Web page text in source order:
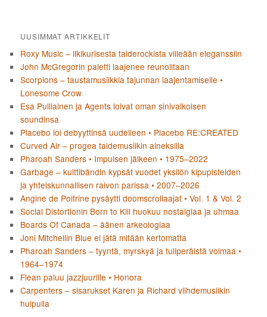
UUSIMMAT ARTIKKELIT
Roxy Music – ilkikurisesta taiderockista viileään eleganssiin
John McGregorin paletti laajenee reunoiltaan
Scorpions – taustamusiikkia tajunnan laajentamiselle •
Lonesome Crow
Esa Pulliainen ja Agents loivat oman sinivalkoisen
soundinsa
Placebo loi debyyttinsä uudelleen • Placebo RE:CREATED
Curved Air – progea taidemusiikin aineksilla
Pharoah Sanders • Impulsen jälkeen • 1975–2022
Garbage – kulttibändin kypsät vuodet yksilön kipupisteiden
ja yhteiskunnallisen raivon parissa • 2007–2026
Angine de Poitrine pysäytti doomscrollaajat • Vol. 1 & Vol. 2
Social Distortionin Born to Kill huokuu nostalgiaa ja uhmaa
Boards Of Canada – äänen arkeologiaa
Joni Mitchellin Blue ei jätä mitään kertomatta
Pharoah Sanders – tyyntä, myrskyä ja tuliperäistä voimaa •
1964–1974
Flean paluu jazzjuurille • Honora
Carpenters – sisarukset Karen ja Richard viihdemusiikin
huipulla